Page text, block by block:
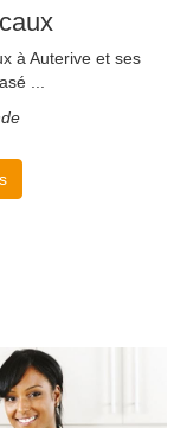
à Auterive et ses
...